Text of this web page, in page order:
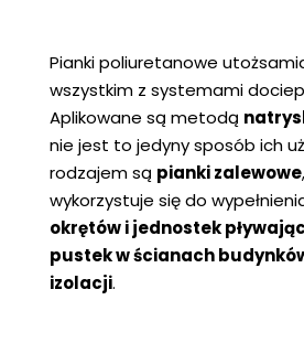
Pianki poliuretanowe
wszystkim z systemami
Aplikowane są metodą
nie jest to jedyny sposób ich
rodzajem są pianki zalewowe
wykorzystuje się do
okrętów i jednostek
pustek w ścianach
izolacji.